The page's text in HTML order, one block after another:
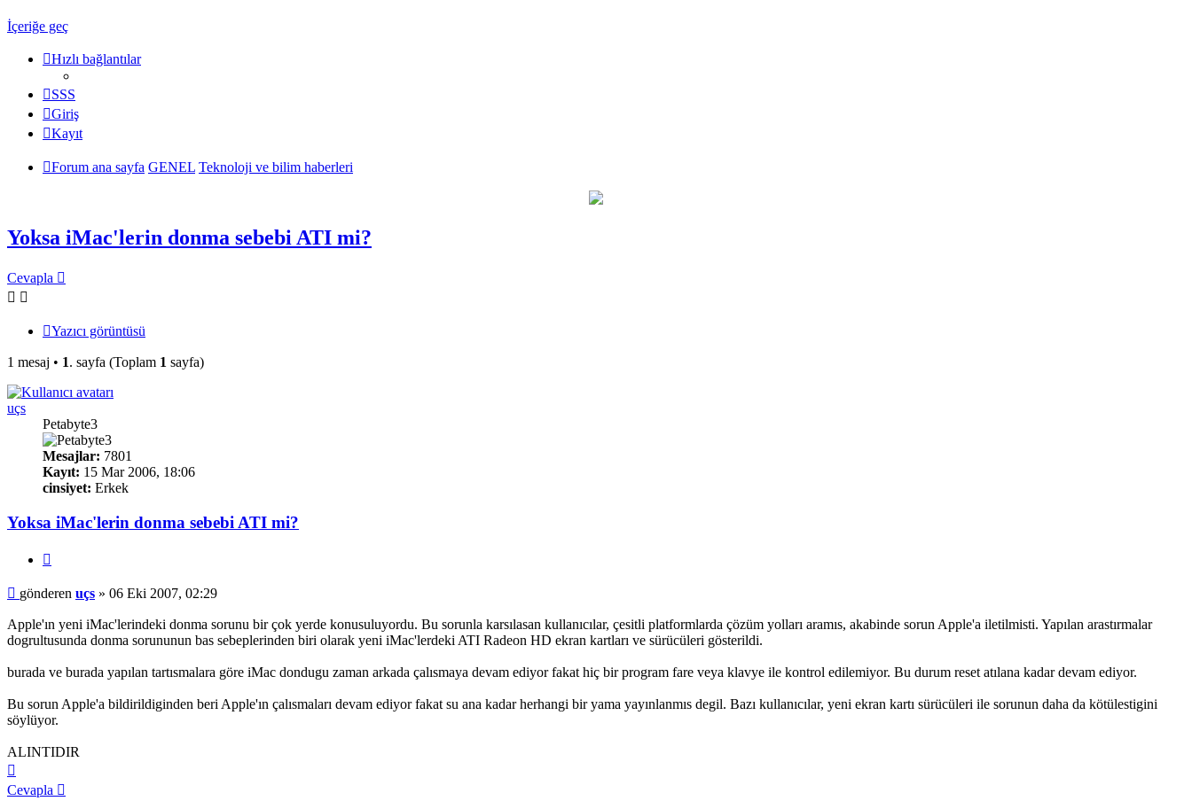
İçeriğe geç
Hızlı bağlantılar
SSS
Giriş
Kayıt
Forum ana sayfa GENEL Teknoloji ve bilim haberleri
Yoksa iMac'lerin donma sebebi ATI mi?
Cevapla
Yazıcı görüntüsü
1 mesaj • 1. sayfa (Toplam 1 sayfa)
uçs
Petabyte3
Mesajlar: 7801
Kayıt: 15 Mar 2006, 18:06
cinsiyet: Erkek
Yoksa iMac'lerin donma sebebi ATI mi?
Mesaj
gönderen uçs » 06 Eki 2007, 02:29
Apple'ın yeni iMac'lerindeki donma sorunu bir çok yerde konusuluyordu. Bu sorunla karsılasan kullanıcılar, çesitli platformlarda çözüm yolları aramıs, akabinde sorun Apple'a iletilmisti. Yapılan arastırmalar
dogrultusunda donma sorununun bas sebeplerinden biri olarak yeni iMac'lerdeki ATI Radeon HD ekran kartları ve sürücüleri gösterildi.
burada ve burada yapılan tartısmalara göre iMac dondugu zaman arkada çalısmaya devam ediyor fakat hiç bir program fare veya klavye ile kontrol edilemiyor. Bu durum reset atılana kadar devam ediyor.
Bu sorun Apple'a bildirildiginden beri Apple'ın çalısmaları devam ediyor fakat su ana kadar herhangi bir yama yayınlanmıs degil. Bazı kullanıcılar, yeni ekran kartı sürücüleri ile sorunun daha da kötülestigini
söylüyor.
ALINTIDIR
dön
Cevapla